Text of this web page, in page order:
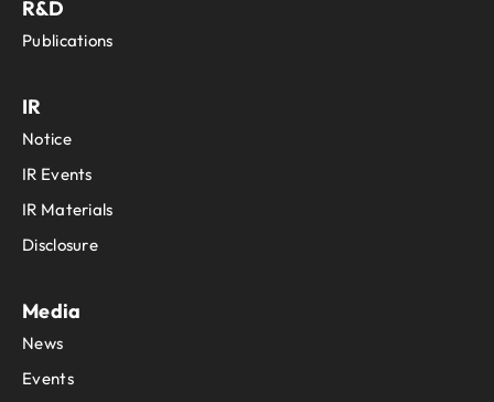
R&D
Publications
IR
Notice
IR Events
IR Materials
Disclosure
Media
News
Events